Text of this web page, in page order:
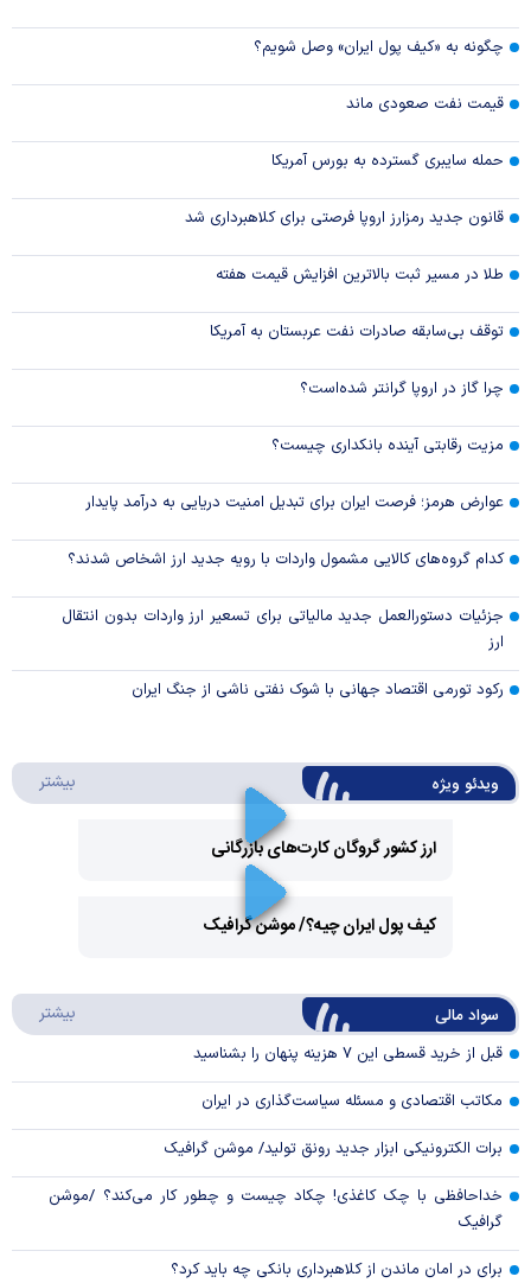
چگونه به «کیف پول ایران» وصل شویم؟
قیمت نفت صعودی ماند
حمله سایبری گسترده به بورس آمریکا
قانون جدید رمزارز اروپا فرصتی برای کلاهبرداری شد
طلا در مسیر ثبت بالاترین افزایش قیمت هفته
توقف بی‌سابقه صادرات نفت عربستان به آمریکا
چرا گاز در اروپا گرانتر شده‌است؟
مزیت رقابتی آینده بانکداری چیست؟
عوارض هرمز؛ فرصت ایران برای تبدیل امنیت دریایی به درآمد پایدار
کدام گروه‌های کالایی مشمول واردات با رویه جدید ارز اشخاص شدند؟
جزئیات دستورالعمل جدید مالیاتی برای تسعیر ارز واردات بدون انتقال
ارز
رکود تورمی اقتصاد جهانی با شوک نفتی ناشی از جنگ ایران
ویدئو ویژه بیشتر
ارز کشور گروگان کارت‌های بازرگانی
Video
کیف پول ایران چیه؟/ موشن گرافیک
سواد مالی بیشتر
قبل از خرید قسطی این ۷ هزینه پنهان را بشناسید
مکاتب اقتصادی و مسئله سیاست‌گذاری در ایران
برات الکترونیکی ابزار جدید رونق تولید/ موشن گرافیک
خداحافظی با چک کاغذی! چکاد چیست و چطور کار می‌کند؟ /موشن
گرافیک
برای در امان ماندن از کلاهبرداری بانکی چه باید کرد؟